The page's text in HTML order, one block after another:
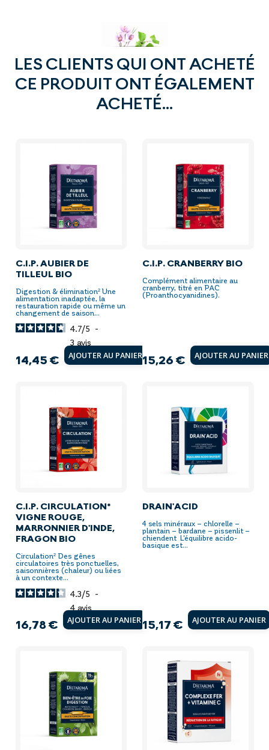
LES CLIENTS QUI ONT ACHETÉ
CE PRODUIT ONT ÉGALEMENT
ACHETÉ...
C.I.P. AUBIER DE
TILLEUL BIO
Digestion & élimination² Une
alimentation inadaptée, la
restauration rapide ou même un
changement de saison...
Prix
14,45 € AJOUTER AU PANIER
4.7/5 -
3 avis
C.I.P. CRANBERRY BIO
Complément alimentaire au
cranberry, titré en PAC
(Proanthocyanidines).
Prix
15,26 € AJOUTER AU PANIER
C.I.P. CIRCULATION*
VIGNE ROUGE,
MARRONNIER D'INDE,
FRAGON BIO
Circulation² Des gênes
circulatoires très ponctuelles,
saisonnières (chaleur) ou liées
à un contexte...
Prix
16,78 € AJOUTER AU PANIER
4.3/5 -
4 avis
DRAIN'ACID
4 sels minéraux – chlorelle –
plantain – bardane – pissenlit –
chiendent L'équilibre acido-
basique est...
Prix
15,17 € AJOUTER AU PANIER